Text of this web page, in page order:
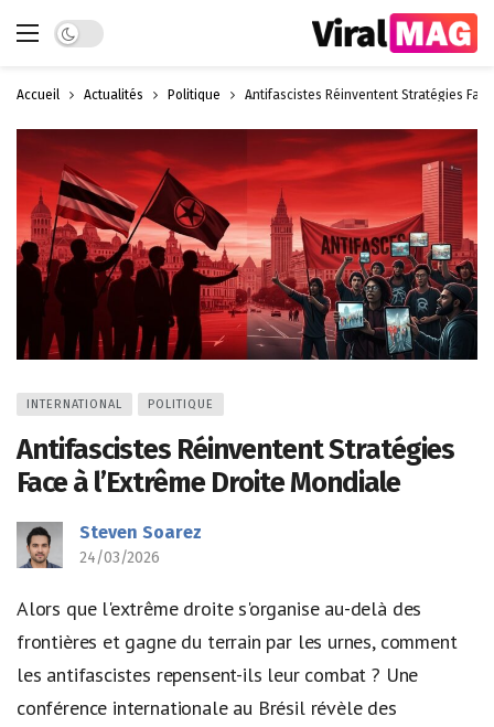
Dark mode
Accueil Actualités Politique Antifascistes Réinventent Stratégies
INTERNATIONAL POLITIQUE
Antifascistes Réinventent Stratégies
Face à l’Extrême Droite Mondiale
Steven Soarez
24/03/2026
Alors que l'extrême droite s'organise au-delà des
frontières et gagne du terrain par les urnes, comment
les antifascistes repensent-ils leur combat ? Une
conférence internationale au Brésil révèle des